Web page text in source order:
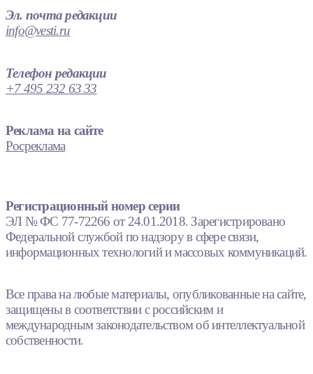
Эл. почта редакции
info@vesti.ru
Телефон редакции
+7 495 232 63 33
Реклама на сайте
Росреклама
Регистрационный номер серии
ЭЛ № ФС 77-72266 от 24.01.2018. Зарегистрировано
Федеральной службой по надзору в сфере связи,
информационных технологий и массовых коммуникаций.
Все права на любые материалы, опубликованные на сайте,
защищены в соответствии с российским и
международным законодательством об интеллектуальной
собственности.